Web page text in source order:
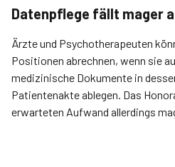
Datenpflege fällt mager
Ärzte und Psychotherapeuten
Positionen abrechnen, wenn sie auf
medizinische Dokumente in
Patientenakte ablegen. Das
erwarteten Aufwand allerdings